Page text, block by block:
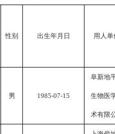
性别 出生年月日 用人单
男 1985-07-15
阜新地
生物医
术有限